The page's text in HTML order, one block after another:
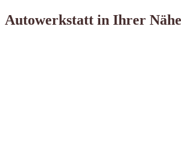
Autowerkstatt in Ihrer